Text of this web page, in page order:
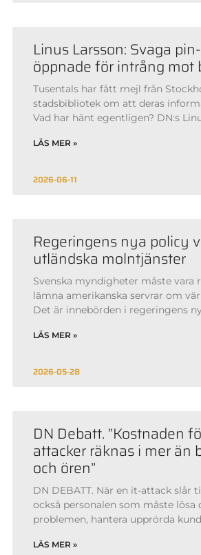
Linus Larsson: Svaga
öppnade för intrång mot
Tusentals har fått mejl från
stadsbibliotek om att deras
Vad har hänt egentligen? DN:s
LÄS MER »
2026-06-11
Regeringens nya policy
utländska molntjänster
Svenska myndigheter måste vara
lämna amerikanska servrar om
Det är innebörden i regeringens
LÄS MER »
2026-05-28
DN Debatt. ”Kostnaden
attacker räknas i mer än
och ören”
DN DEBATT. När en it-attack slår
också personalen som måste lösa
problemen, hantera upprörda
LÄS MER »